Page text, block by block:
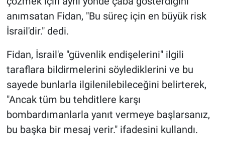
anımsatan Fidan, "Bu süreç için en büyük risk
İsrail'dir." dedi.
Fidan, İsrail'e "güvenlik endişelerini" ilgili
taraflara bildirmelerini söylediklerini ve bu
sayede bunlarla ilgilenilebileceğini belirterek,
"Ancak tüm bu tehditlere karşı
bombardımanlarla yanıt vermeye başlarsanız,
bu başka bir mesaj verir." ifadesini kullandı.